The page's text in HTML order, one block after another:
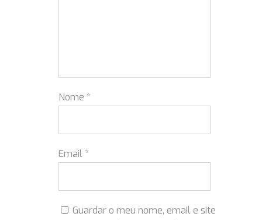
Nome *
Email *
Guardar o meu nome, email e site